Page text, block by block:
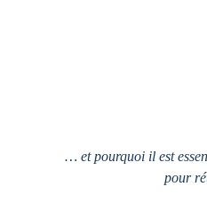
… et pourquoi il est
pour